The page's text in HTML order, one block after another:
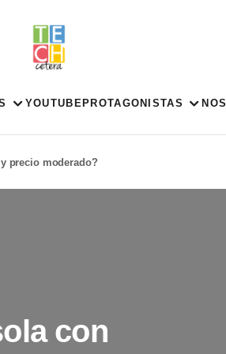
YOUTUBE PROTAGONISTAS
precio moderado?
con